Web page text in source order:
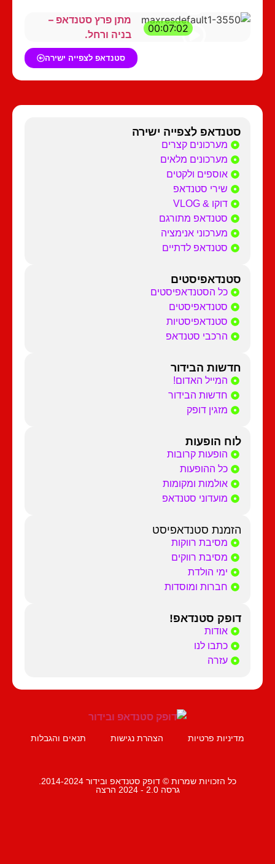
00:07:02
מתן פרץ סטנדאפ –
בניה ורחל.
סטנדאפ לצפייה ישירה
סטנדאפ לצפייה ישירה
מערכונים קצרים
מערכונים מלאים
אוספים ולקטים
שירי סטנדאפ
דוקו & VLOG
סטנדאפ מתורגם
מערכוני אנימציה
סטנדאפ לדתיים
סטנדאפיסטים
כל הסטנדאפיסטים
סטנדאפיסטים
סטנדאפיסטיות
הרכבי סטנדאפ
חדשות הבידור
המייל האדום!
חדשות הבידור
מזגין דופק
לוח הופעות
הופעות קרובות
כל ההופעות
אולמות ומקומות
מועדוני סטנדאפ
הזמנת סטנדאפיסט
מסיבת רווקות
מסיבת רווקים
ימי הולדת
חברות ומוסדות
דופק סטנדאפ!
אודות
כתבו לנו
עזרה
מדיניות פרטיות הצהרת נגישות תנאים והגבלות
כל הזכויות שמרות © דופק סטנדאפ ובידור 2014-2024.
גרסה 2.0 - 2024 הרצה